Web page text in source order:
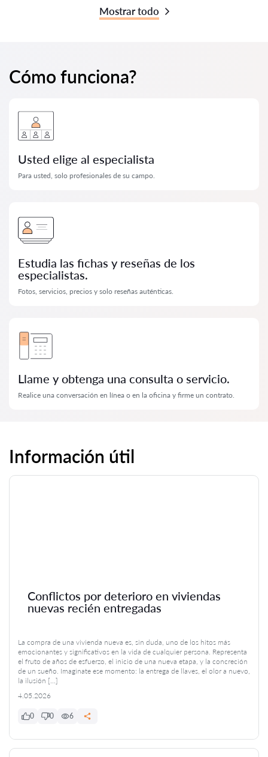
Mostrar todo
Cómo funciona?
Usted elige al especialista
Para usted, solo profesionales de su campo.
Estudia las fichas y reseñas de los
especialistas.
Fotos, servicios, precios y solo reseñas auténticas.
Llame y obtenga una consulta o servicio.
Realice una conversación en línea o en la oficina y firme un contrato.
Información útil
Conflictos por deterioro en viviendas
nuevas recién entregadas
La compra de una vivienda nueva es, sin duda, uno de los hitos más
emocionantes y significativos en la vida de cualquier persona. Representa
el fruto de años de esfuerzo, el inicio de una nueva etapa, y la concreción
de un sueño. Imaginate ese momento: la entrega de llaves, el olor a nuevo,
la ilusión […]
4.05.2026
0 0 6